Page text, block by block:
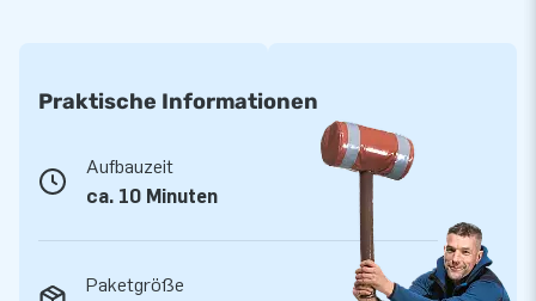
Praktische Informationen
Aufbauzeit
ca. 10 Minuten
Paketgröße